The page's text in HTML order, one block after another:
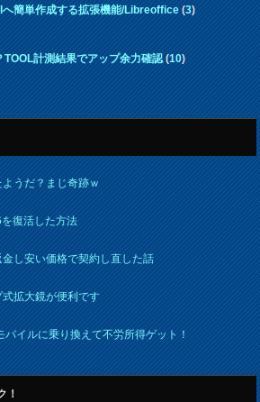
簡単作成する拡張機能/Libreoffice(3)
計測結果でアップ余力確認(10)
うだ？まじ奇跡ｗ
復活した方法
し安い価格で契約し直した話
拡大鏡が便利です
バイルに乗り換えて不労所得ゲット！
！